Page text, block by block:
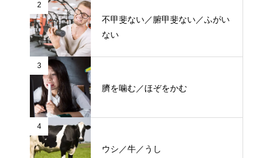
2
不甲斐ない／腑甲斐ない／ふがい
ない
3
臍を噛む／ほぞをかむ
4
ウシ／牛／うし